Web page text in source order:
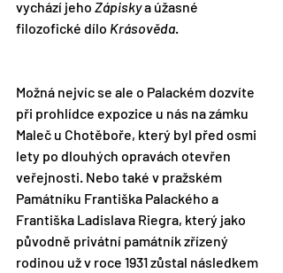
vychází jeho Zápisky a úžasné
filozofické dílo Krásověda
Možná nejvíc se ale o Palackém dozvíte
při prohlídce expozice u nás na zámku
Maleč u Chotěboře, který byl před osmi
lety po dlouhých opravách otevřen
veřejnosti. Nebo také v pražském
Památníku Františka Palackého a
Františka Ladislava Riegra, který jako
původně privátní památník zřízený
rodinou už v roce 1931 zůstal následkem